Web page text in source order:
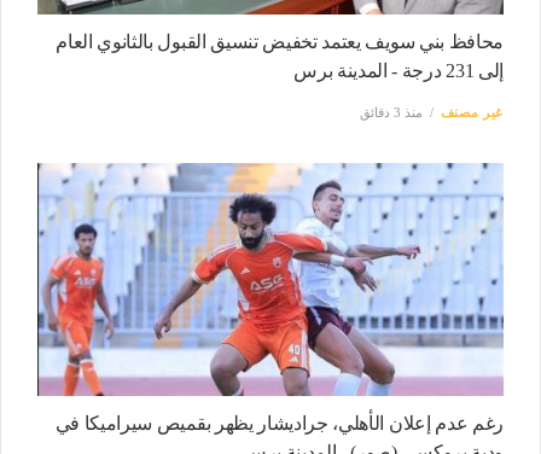
محافظ بني سويف يعتمد تخفيض تنسيق القبول بالثانوي العام
إلى 231 درجة - المدينة برس
غير مصنف منذ 3 دقائق
رغم عدم إعلان الأهلي، جراديشار يظهر بقميص سيراميكا في